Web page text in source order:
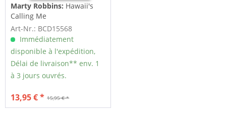
Marty Robbins: Hawaii's
Calling Me
Art-Nr.: BCD15568
Immédiatement
disponible à l'expédition,
Délai de livraison** env. 1
à 3 jours ouvrés.
15,95 € *
13,95 € *